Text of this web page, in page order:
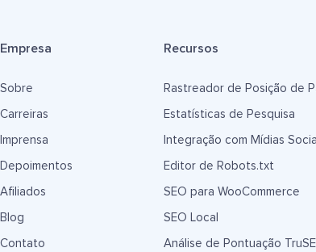
Empresa
Sobre
Carreiras
Imprensa
Depoimentos
Afiliados
Blog
Contato
Recursos
Rastreador de Posição de
Estatísticas de Pesquisa
Integração com Mídias
Editor de Robots.txt
SEO para WooCommerce
SEO Local
Análise de Pontuação